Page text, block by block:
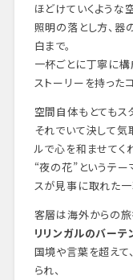
ほどけていくような
照明の落とし方、器
白まで。
一杯ごとに丁寧に
ストーリーを持った
空間自体もとてもス
それでいて決して気
ルで心を和ませてく
“夜の花”というテー
スが見事に取れた一
客層は海外からの旅
リリンガルのバーテ
国境や言葉を超えて
られ、